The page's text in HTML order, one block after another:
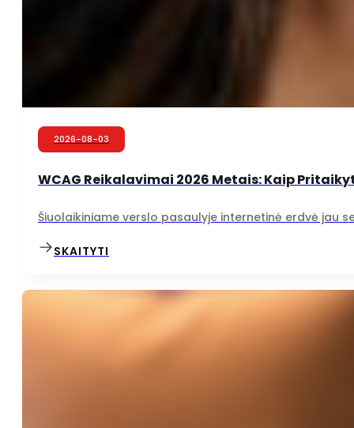
2026-08-03
WCAG Reikalavimai 2026 Metais: Kaip
Šiuolaikiniame verslo pasaulyje internetinė erdvė jau
SKAITYTI